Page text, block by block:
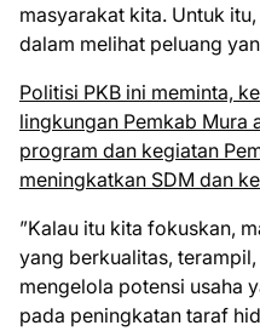
masyarakat kita. Untuk
dalam melihat peluang
Politisi PKB ini meminta,
lingkungan Pemkab Mura
program dan kegiatan
meningkatkan SDM dan
”Kalau itu kita fokuskan,
yang berkualitas,
mengelola potensi usaha
pada peningkatan taraf